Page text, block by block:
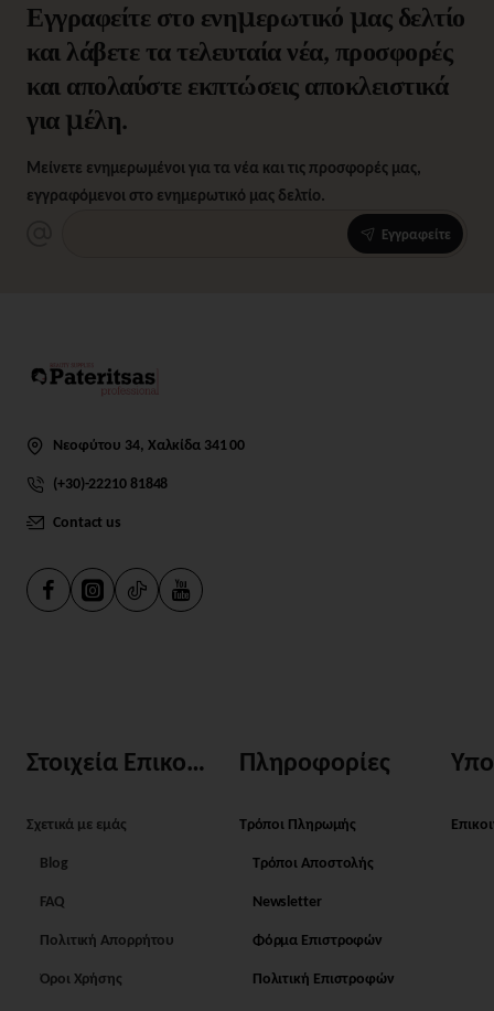
Εγγραφείτε στο ενημερωτικό μας δελτίο
και λάβετε τα τελευταία νέα, προσφορές
και απολαύστε εκπτώσεις αποκλειστικά
για μέλη.
Μείνετε ενημερωμένοι για τα νέα και τις προσφορές μας,
εγγραφόμενοι στο ενημερωτικό μας δελτίο.
Εγγραφείτε
Νεοφύτου 34, Χαλκίδα 341 00
(+30)-22210 81848
Contact us
Στοιχεία Επικοινωνίας
Σχετικά με εμάς
Blog
FAQ
Πολιτική Απορρήτου
Όροι Χρήσης
Πληροφορίες
Τρόποι Πληρωμής
Τρόποι Αποστολής
Newsletter
Φόρμα Επιστροφών
Πολιτική Επιστροφών